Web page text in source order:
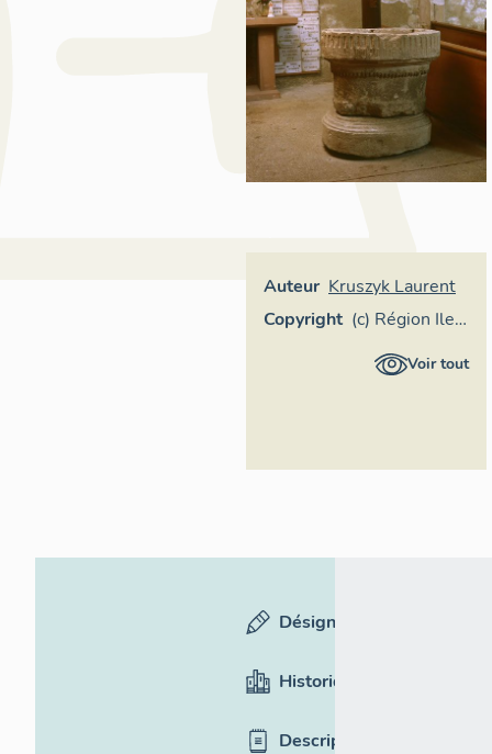
Auteur Kruszyk Laurent
Copyright (c) Région Ile-
de-France -Voir tout
Désignation
Historique
Description